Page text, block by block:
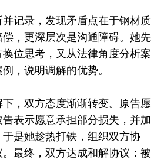
记录，发现矛盾点在于钢材质
，更深层次是沟通障碍。她先
位思考，又从法律角度分析案
，说明调解的优势。
，双方态度渐渐转变。原告愿
表示愿意承担部分损失，并加
是她趁热打铁，组织双方协
最终，双方达成和解协议：被